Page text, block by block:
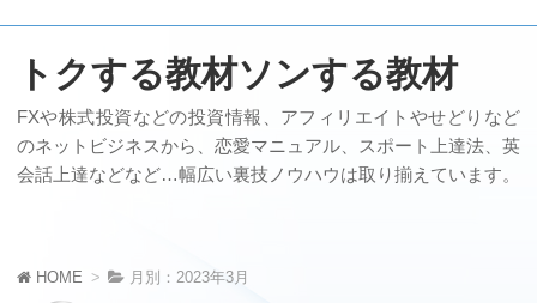
トクする教材ソンする教材
FXや株式投資などの投資情報、アフィリエイトやせどりなど
のネットビジネスから、恋愛マニュアル、スポート上達法、英
会話上達などなど…幅広い裏技ノウハウは取り揃えています。
HOME 月別：2023年3月